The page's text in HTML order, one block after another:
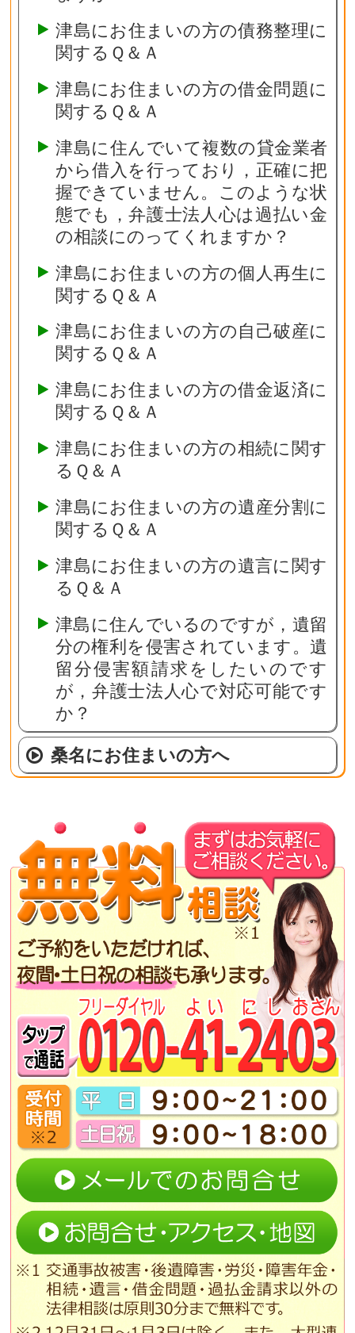
津島にお住まいの方の債務整理に
関するＱ＆Ａ
津島にお住まいの方の借金問題に
関するＱ＆Ａ
津島に住んでいて複数の貸金業者
から借入を行っており，正確に把
握できていません。このような状
態でも，弁護士法人心は過払い金
の相談にのってくれますか？
津島にお住まいの方の個人再生に
関するＱ＆Ａ
津島にお住まいの方の自己破産に
関するＱ＆Ａ
津島にお住まいの方の借金返済に
関するＱ＆Ａ
津島にお住まいの方の相続に関す
るＱ＆Ａ
津島にお住まいの方の遺産分割に
関するＱ＆Ａ
津島にお住まいの方の遺言に関す
るＱ＆Ａ
津島に住んでいるのですが，遺留
分の権利を侵害されています。遺
留分侵害額請求をしたいのです
が，弁護士法人心で対応可能です
か？
桑名にお住まいの方へ